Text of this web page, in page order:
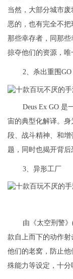
当然，大部分城市
恶的，也有完全不
那些幸存者，同那
掠夺他们的资源，唯
2、杀出重围GO
Deus Ex GO 是
宙的典型化解译。身
段、战斗精神、和
题，同时也揭开背后
3、异形工厂
由《太空刑警》
款自上而下的动作
他们的老窝，防止
殊能力等设定，十分